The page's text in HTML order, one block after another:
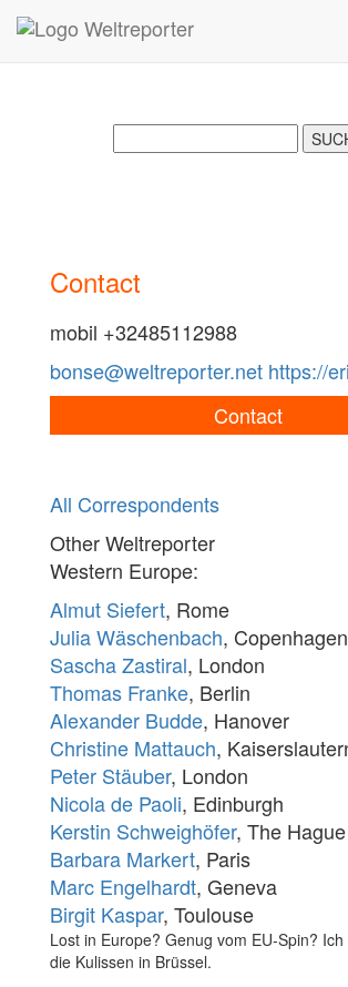
Zum Inhalt springen
Contact
mobil +32485112988
bonse@weltreporter.net https://
Contact
All Correspondents
Other Weltreporter
Western Europe:
Almut Siefert, Rome
Julia Wäschenbach, Copenhagen
Sascha Zastiral, London
Thomas Franke, Berlin
Alexander Budde, Hanover
Christine Mattauch,
Peter Stäuber, London
Nicola de Paoli, Edinburgh
Kerstin Schweighöfer, The Hague
Barbara Markert, Paris
Marc Engelhardt, Geneva
Birgit Kaspar, Toulouse
Lost in Europe? Genug vom EU-Spin?
die Kulissen in Brüssel.